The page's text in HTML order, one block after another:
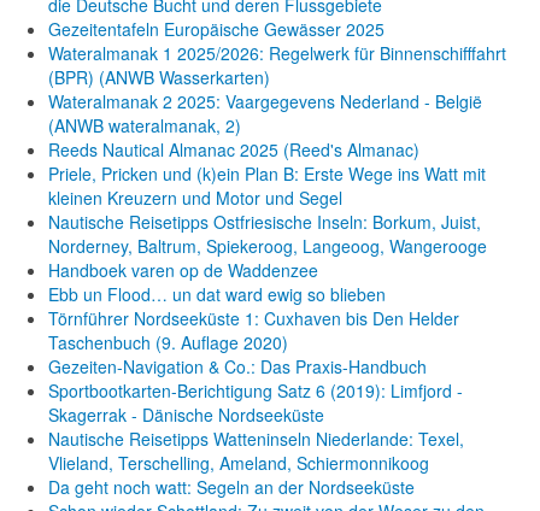
die Deutsche Bucht und deren Flussgebiete
Gezeitentafeln Europäische Gewässer 2025
Wateralmanak 1 2025/2026: Regelwerk für Binnenschifffahrt
(BPR) (ANWB Wasserkarten)
Wateralmanak 2 2025: Vaargegevens Nederland - België
(ANWB wateralmanak, 2)
Reeds Nautical Almanac 2025 (Reed's Almanac)
Priele, Pricken und (k)ein Plan B: Erste Wege ins Watt mit
kleinen Kreuzern und Motor und Segel
Nautische Reisetipps Ostfriesische Inseln: Borkum, Juist,
Norderney, Baltrum, Spiekeroog, Langeoog, Wangerooge
Handboek varen op de Waddenzee
Ebb un Flood… un dat ward ewig so blieben
Törnführer Nordseeküste 1: Cuxhaven bis Den Helder
Taschenbuch (9. Auflage 2020)
Gezeiten-Navigation & Co.: Das Praxis-Handbuch
Sportbootkarten-Berichtigung Satz 6 (2019): Limfjord -
Skagerrak - Dänische Nordseeküste
Nautische Reisetipps Watteninseln Niederlande: Texel,
Vlieland, Terschelling, Ameland, Schiermonnikoog
Da geht noch watt: Segeln an der Nordseeküste